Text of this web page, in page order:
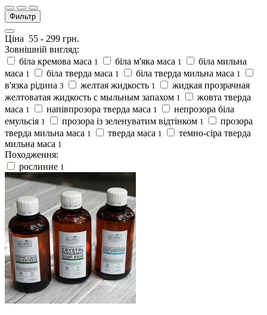
Фильтр
Ціна 55 - 299 грн.
Зовнішній вигляд:
біла кремова маса 1 біла м'яка маса 1
біла мильна
маса 1 біла тверда маса 1 біла тверда мильна маса 1
в'язка рідина 3 желтая жидкость 1
жидкая прозрачная
желтоватая жидкость с мыльным запахом 1
жовта тверда
маса 1 напівпрозора тверда маса 1
непрозора біла
емульсія 1 прозора із зеленуватим відтінком 1
прозора
тверда мильна маса 1 тверда маса 1
темно-сіра тверда
мильна маса 1
Походження:
рослинне 1